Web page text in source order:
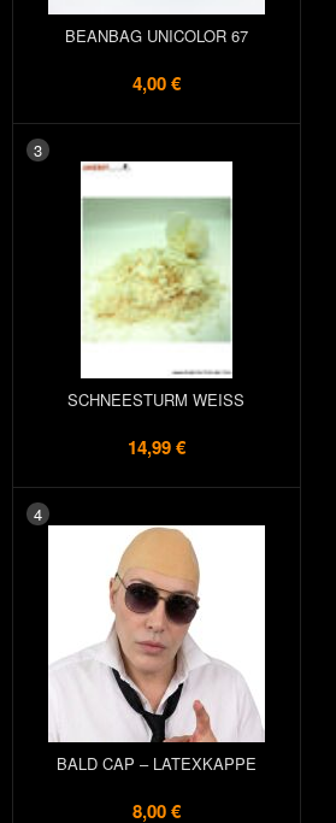
BEANBAG UNICOLOR 67
4,00 €
3
SCHNEESTURM WEISS
14,99 €
4
BALD CAP – LATEXKAPPE
8,00 €